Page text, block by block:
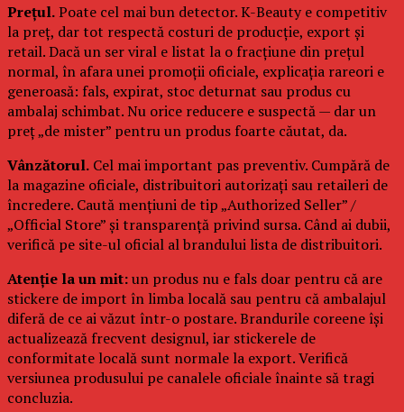
Prețul.Poate cel mai bun detector. K-Beauty e competitiv
la preț, dar tot respectă costuri de producție, export și
retail. Dacă un ser viral e listat la o fracțiune din prețul
normal, în afara unei promoții oficiale, explicația rareori e
generoasă: fals, expirat, stoc deturnat sau produs cu
ambalaj schimbat. Nu orice reducere e suspectă — dar un
preț „de mister” pentru un produs foarte căutat, da.
Vânzătorul. Cel mai important pas preventiv. Cumpără de
la magazine oficiale, distribuitori autorizați sau retaileri de
încredere. Caută mențiuni de tip „Authorized Seller” /
„Official Store” și transparență privind sursa. Când ai dubii,
verifică pe site-ul oficial al brandului lista de distribuitori.
Atenție la un mit:un produs nu e fals doar pentru că are
stickere de import în limba locală sau pentru că ambalajul
diferă de ce ai văzut într-o postare. Brandurile coreene își
actualizează frecvent designul, iar stickerele de
conformitate locală sunt normale la export. Verifică
versiunea produsului pe canalele oficiale înainte să tragi
concluzia.